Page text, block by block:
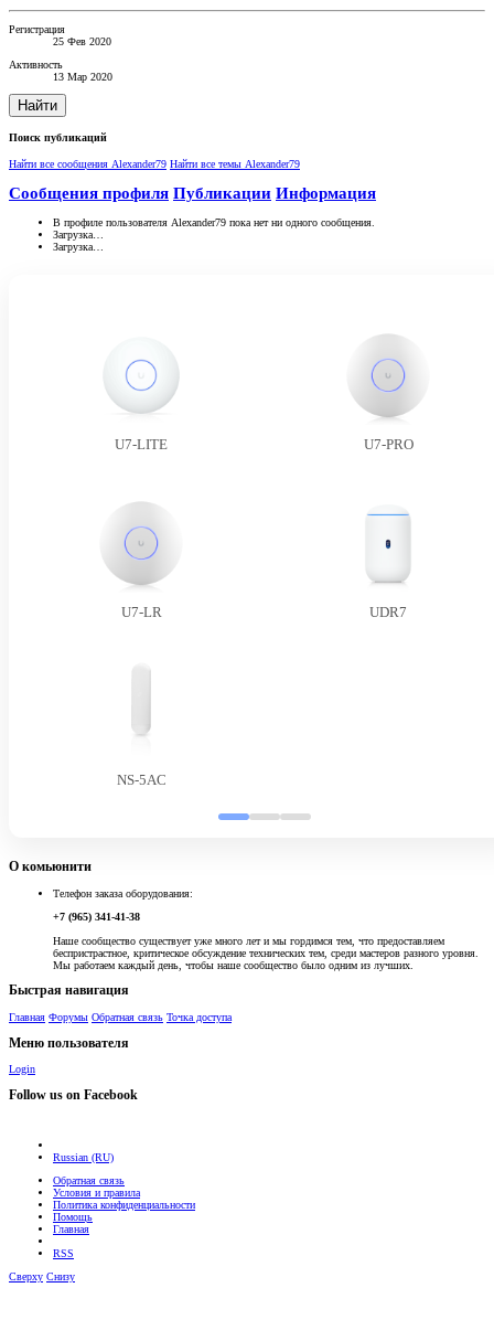
Регистрация
25 Фев 2020
Активность
13 Мар 2020
Найти
Поиск публикаций
Найти все сообщения Alexander79 Найти все темы Alexander79
Сообщения профиля Публикации Информация
В профиле пользователя Alexander79 пока нет ни одного сообщения.
Загрузка…
Загрузка…
U7-LITE U7-PRO
U7-LR UDR7
NS-5AC
О комьюнити
Телефон заказа оборудования:
+7 (965) 341-41-38
Наше сообщество существует уже много лет и мы гордимся тем, что предоставляем
беспристрастное, критическое обсуждение технических тем, среди мастеров разного уровня.
Мы работаем каждый день, чтобы наше сообщество было одним из лучших.
Быстрая навигация
Главная Форумы Обратная связь Точка доступа
Меню пользователя
Login
Follow us on Facebook
Russian (RU)
Обратная связь
Условия и правила
Политика конфиденциальности
Помощь
Главная
RSS
Сверху Снизу